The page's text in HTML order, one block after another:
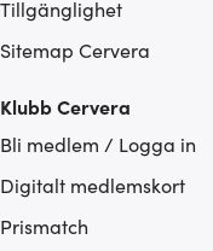
Tillgänglighet
Sitemap Cervera
Klubb Cervera
Bli medlem / Logga in
Digitalt medlemskort
Prismatch